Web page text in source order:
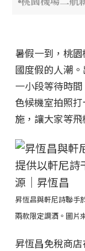
暑假一到，桃
國度假的人潮
一小段等待時
色候機室拍照
施，讓大家等飛
昇恆昌與軒尼詩聯手
兩款限定調酒。圖片
昇恆昌免稅商